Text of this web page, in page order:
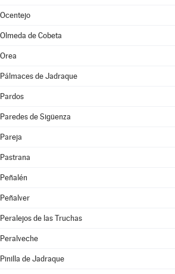
Ocentejo
Olmeda de Cobeta
Orea
Pálmaces de Jadraque
Pardos
Paredes de Sigüenza
Pareja
Pastrana
Peñalén
Peñalver
Peralejos de las Truchas
Peralveche
Pinilla de Jadraque